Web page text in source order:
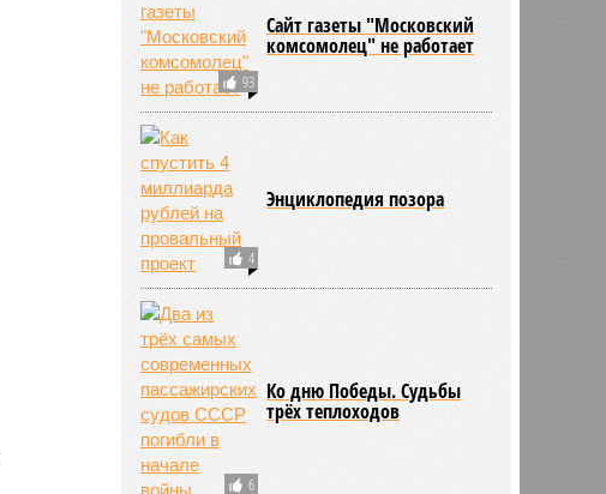
93
Сайт газеты "Московский
комсомолец" не работает
4
Энциклопедия позора
6
Ко дню Победы. Судьбы
трёх теплоходов